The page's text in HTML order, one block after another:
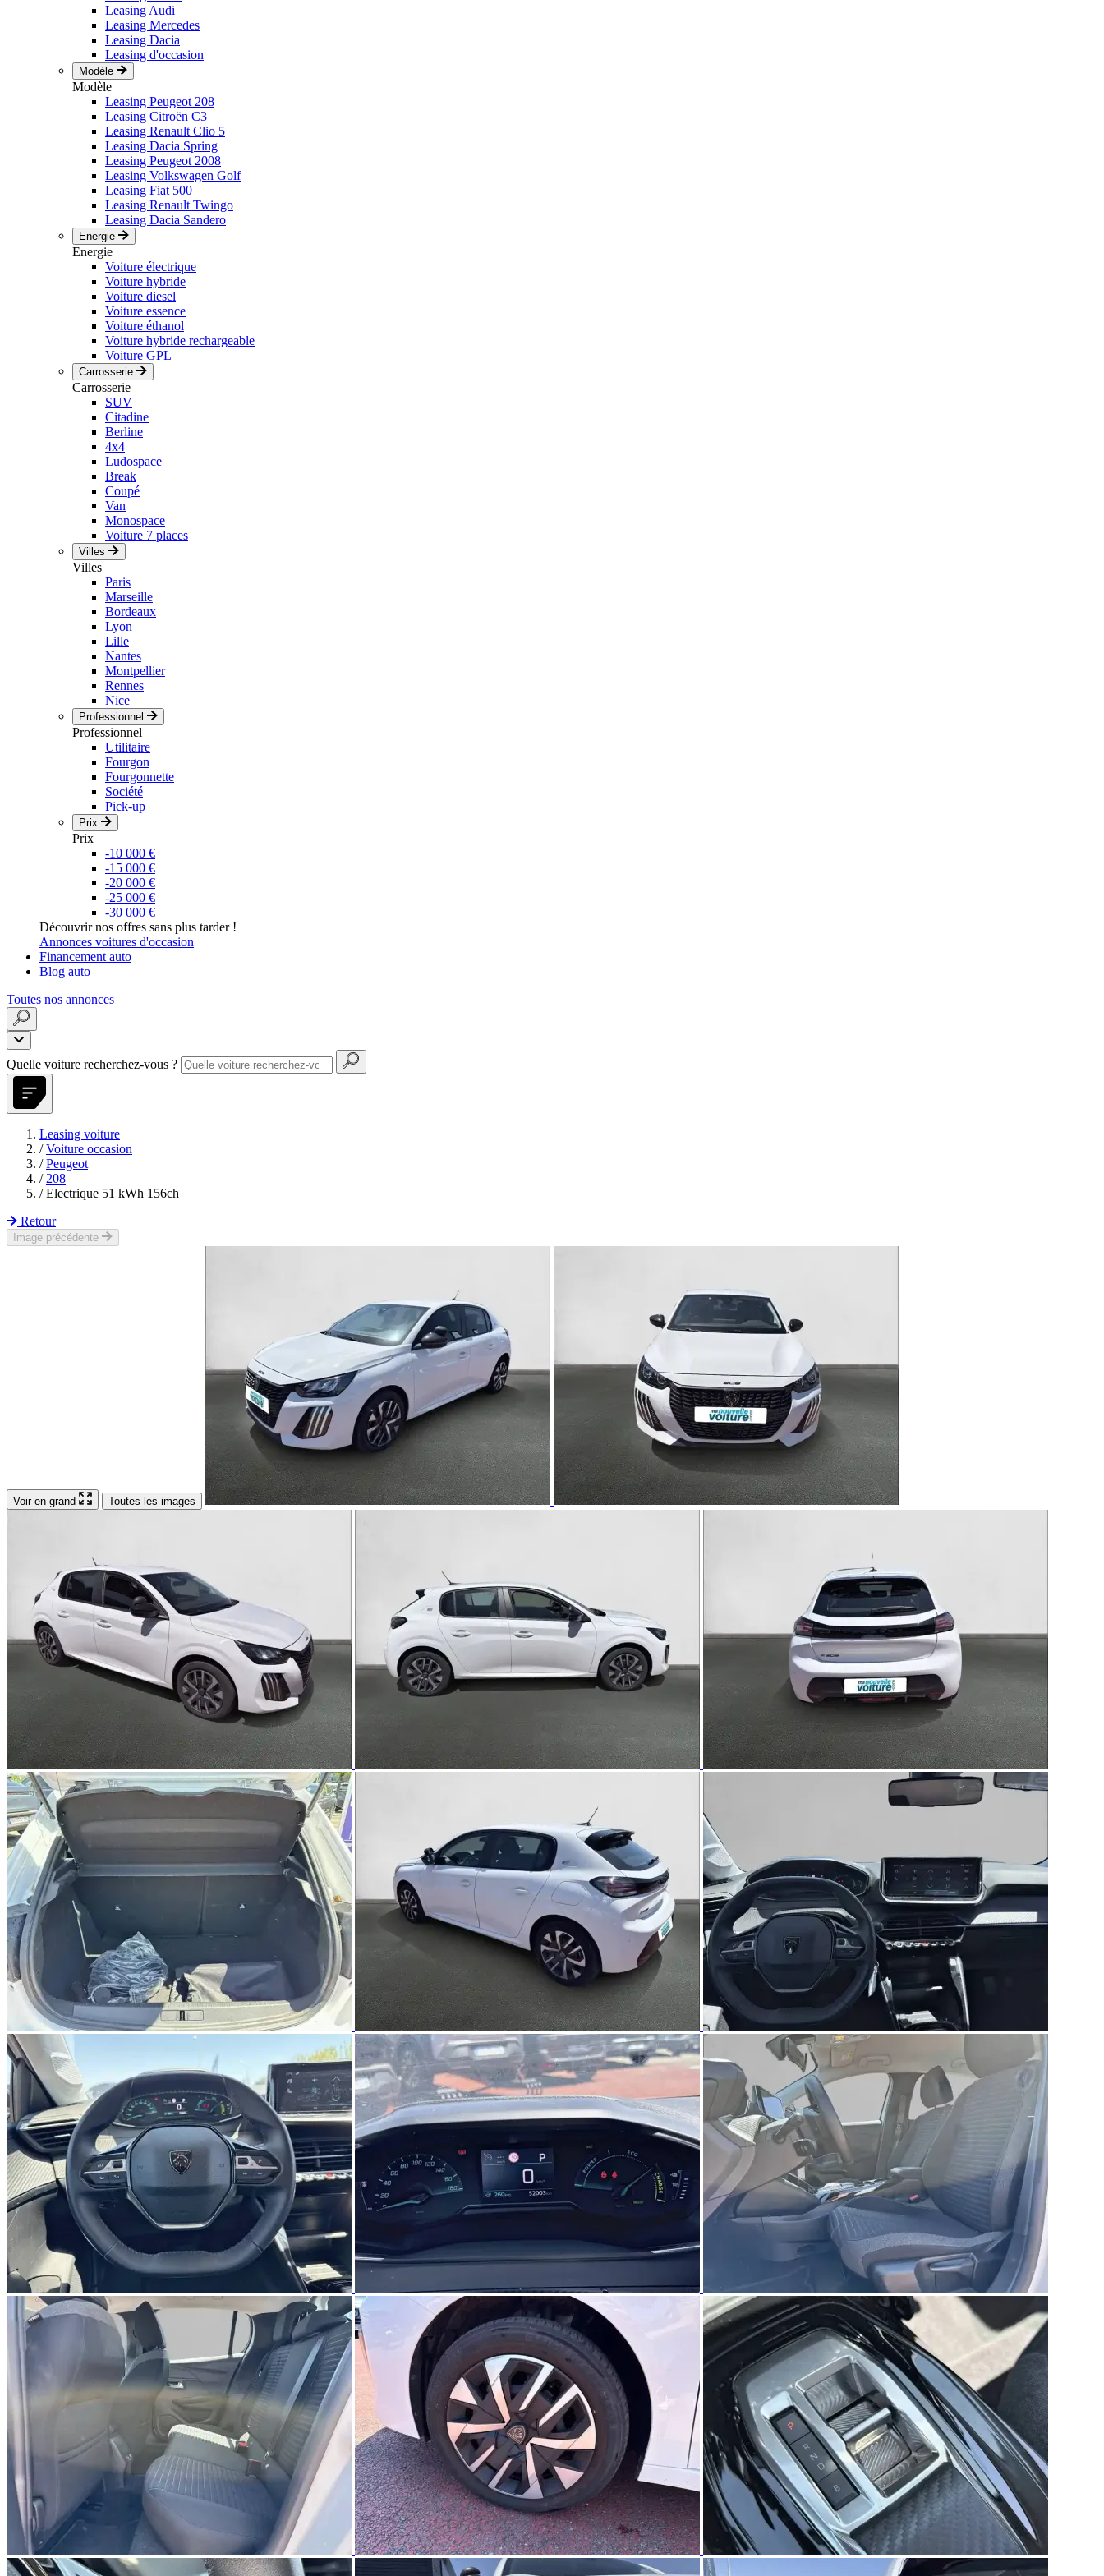
Leasing Audi
Leasing Mercedes
Leasing Dacia
Leasing d'occasion
Modèle
Modèle
Leasing Peugeot 208
Leasing Citroën C3
Leasing Renault Clio 5
Leasing Dacia Spring
Leasing Peugeot 2008
Leasing Volkswagen Golf
Leasing Fiat 500
Leasing Renault Twingo
Leasing Dacia Sandero
Energie
Energie
Voiture électrique
Voiture hybride
Voiture diesel
Voiture essence
Voiture éthanol
Voiture hybride rechargeable
Voiture GPL
Carrosserie
Carrosserie
SUV
Citadine
Berline
4x4
Ludospace
Break
Coupé
Van
Monospace
Voiture 7 places
Villes
Villes
Paris
Marseille
Bordeaux
Lyon
Lille
Nantes
Montpellier
Rennes
Nice
Professionnel
Professionnel
Utilitaire
Fourgon
Fourgonnette
Société
Pick-up
Prix
Prix
-10 000 €
-15 000 €
-20 000 €
-25 000 €
-30 000 €
Découvrir nos offres sans plus tarder !
Annonces voitures d'occasion
Financement auto
Blog auto
Toutes nos annonces
Quelle voiture recherchez-vous ?
Leasing voiture
/ Voiture occasion
/ Peugeot
/ 208
/ Electrique 51 kWh 156ch
Retour
Image précédente
Voir en grand Toutes les images